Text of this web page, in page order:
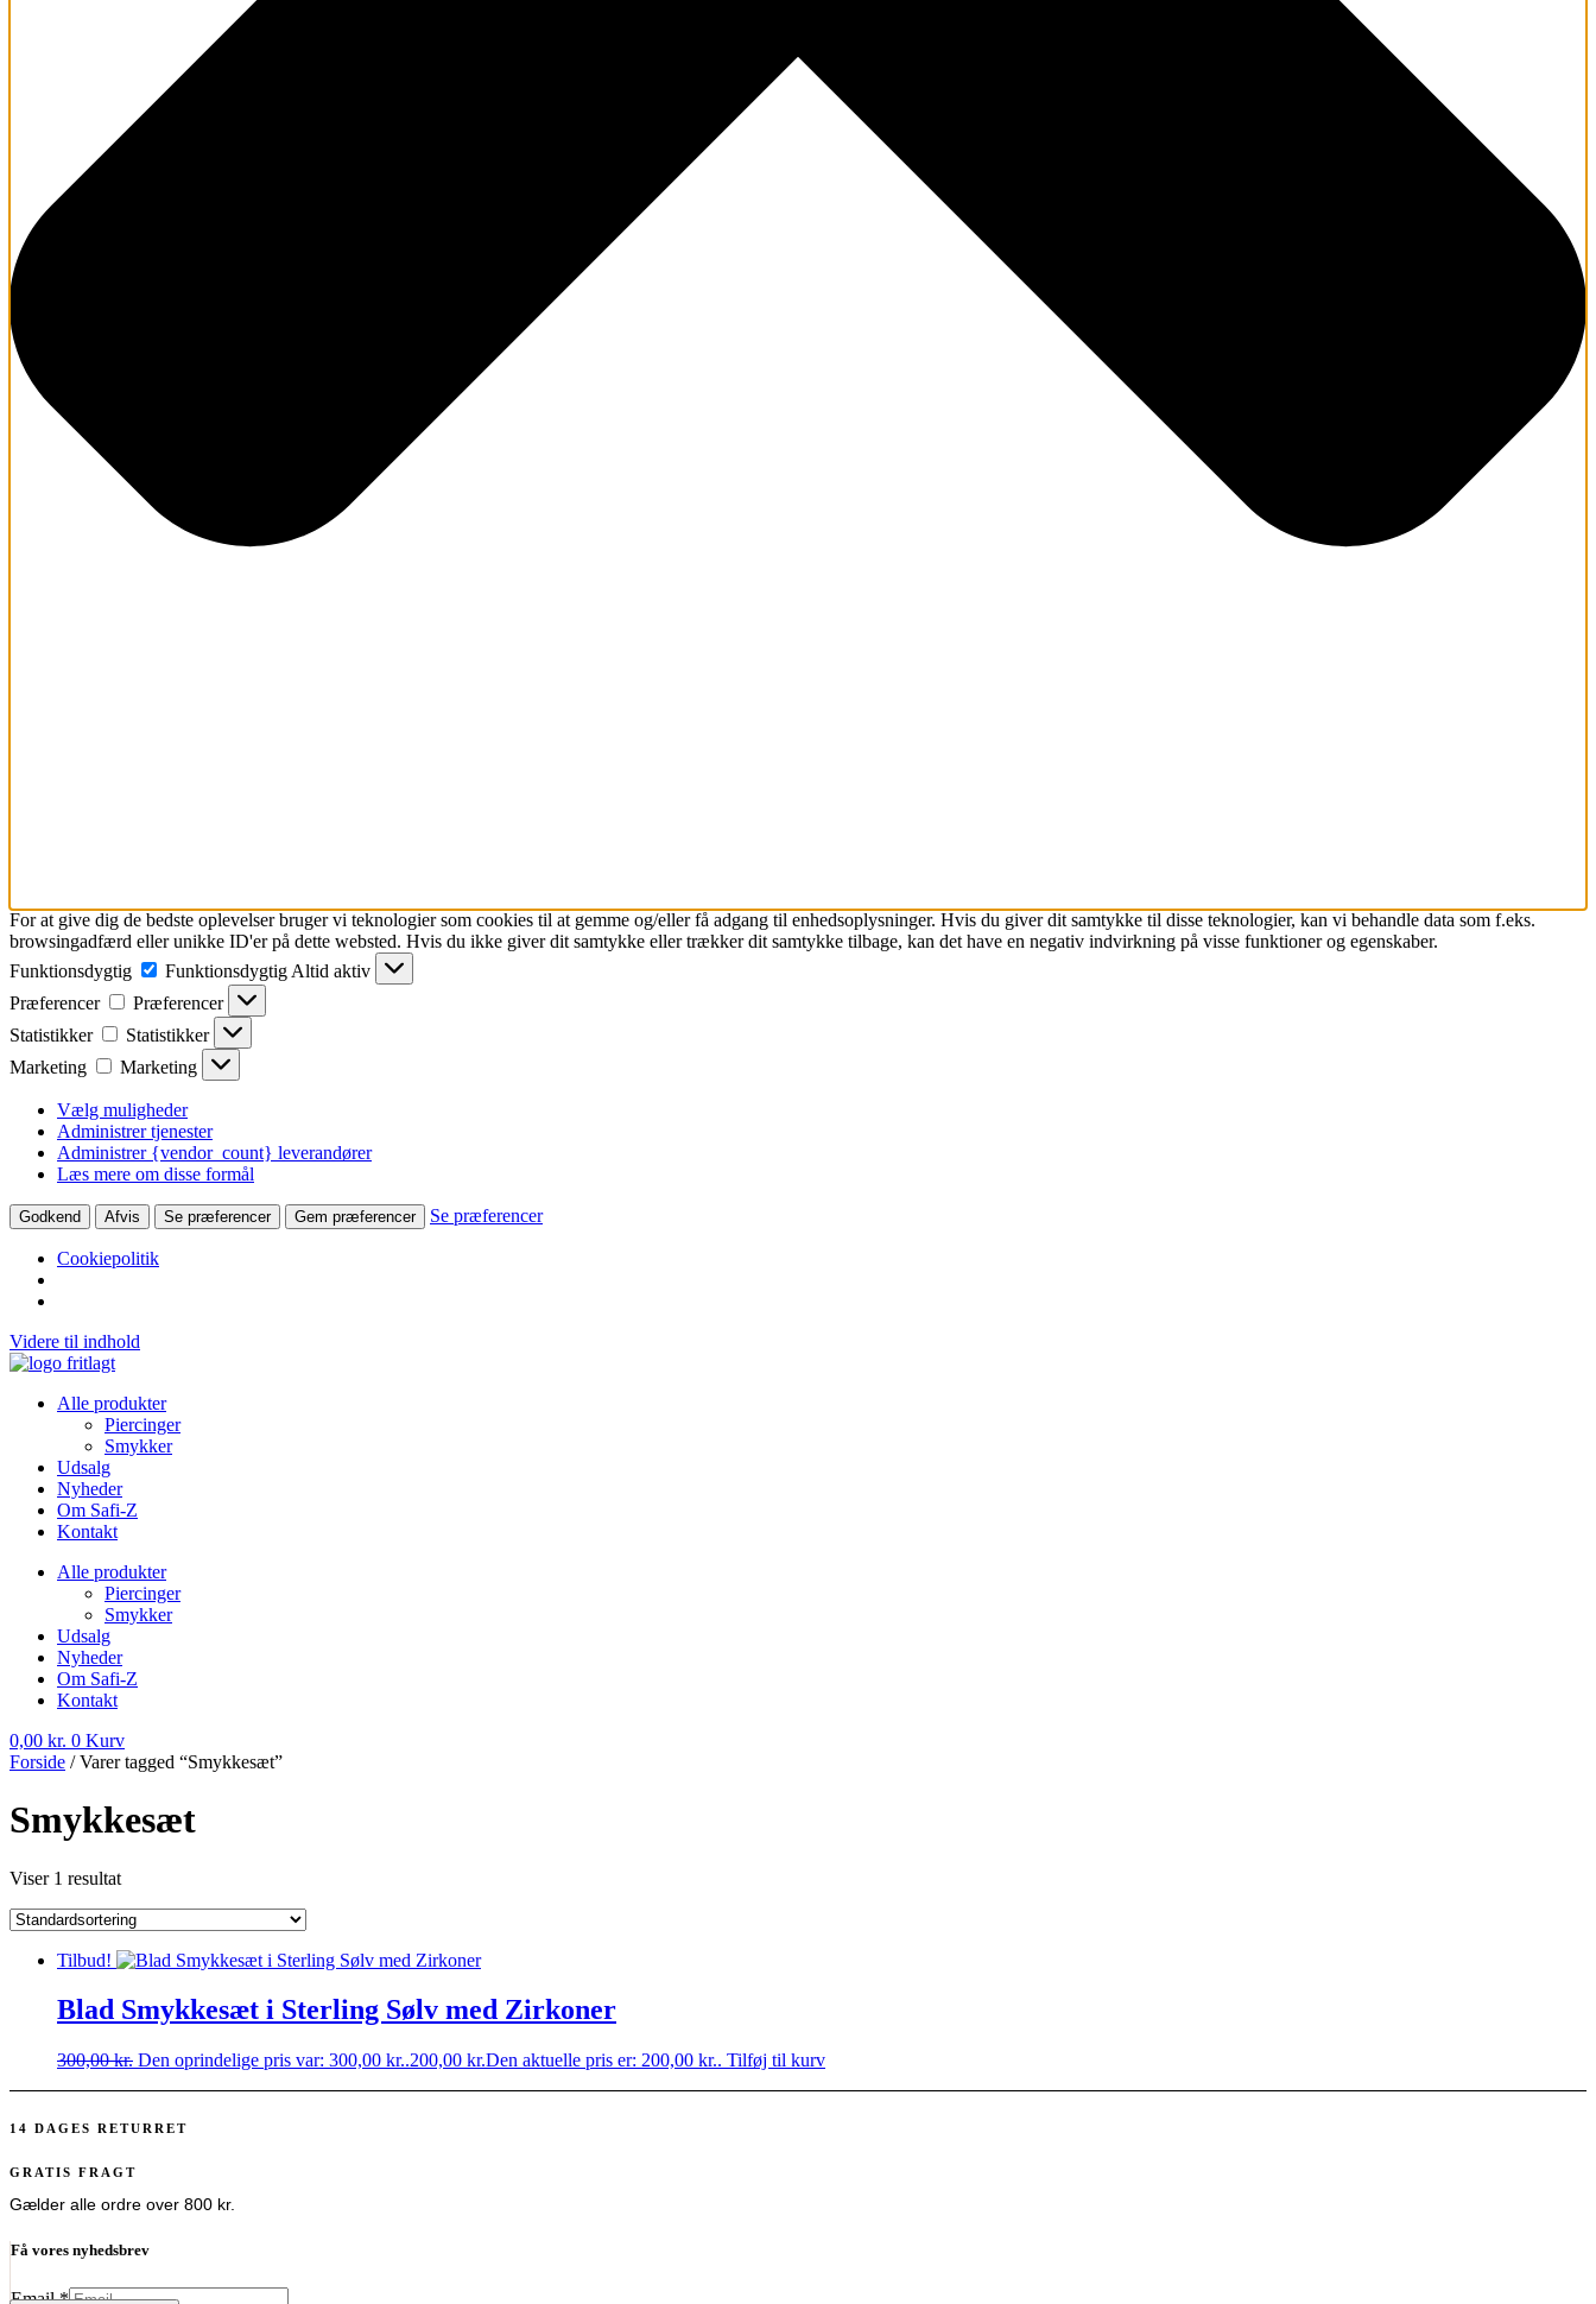
For at give dig de bedste oplevelser bruger vi teknologier som cookies til at gemme og/eller få adgang til enhedsoplysninger. Hvis du giver dit samtykke til disse teknologier, kan vi behandle data som f.eks.
browsingadfærd eller unikke ID'er på dette websted. Hvis du ikke giver dit samtykke eller trækker dit samtykke tilbage, kan det have en negativ indvirkning på visse funktioner og egenskaber.
Funktionsdygtig
Funktionsdygtig Altid aktiv
Præferencer
Præferencer
Statistikker
Statistikker
Marketing
Marketing
Vælg muligheder
Administrer tjenester
Administrer {vendor_count} leverandører
Læs mere om disse formål
Godkend Afvis Se præferencer Gem præferencer Se præferencer
Cookiepolitik
Videre til indhold
Alle produkter
Piercinger
Smykker
Udsalg
Nyheder
Om Safi-Z
Kontakt
Alle produkter
Piercinger
Smykker
Udsalg
Nyheder
Om Safi-Z
Kontakt
0,00 kr. 0 Kurv
Forside / Varer tagged “Smykkesæt”
Smykkesæt
Viser 1 resultat
Tilbud!
Blad Smykkesæt i Sterling Sølv med Zirkoner
300,00kr. Den oprindelige pris var: 300,00 kr..200,00 kr.Den aktuelle pris er: 200,00 kr.. Tilføj til kurv
14 DAGES RETURRET
GRATIS FRAGT
Gælder alle ordre over 800 kr.
Få vores nyhedsbrev
Email*